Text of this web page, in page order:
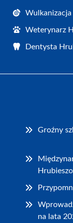
Weterynarz
Dentysta
Groźny
na lata